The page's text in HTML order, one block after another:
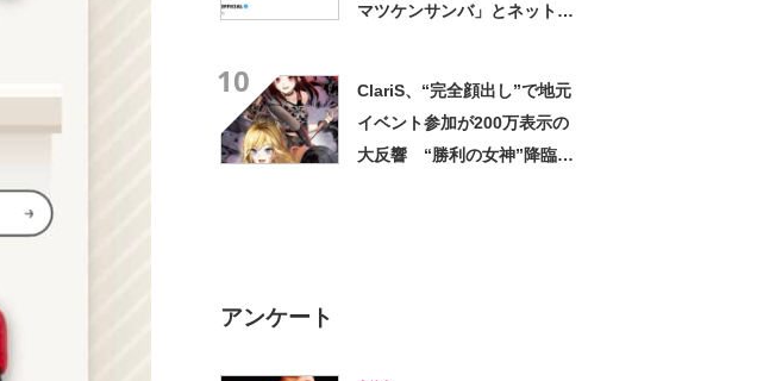
マツケンサンバ」とネット騒
10
ClariS、“完全顔出し”で地元
イベント参加が200万表示の
大反響 “勝利の女神”降臨で
アンケート